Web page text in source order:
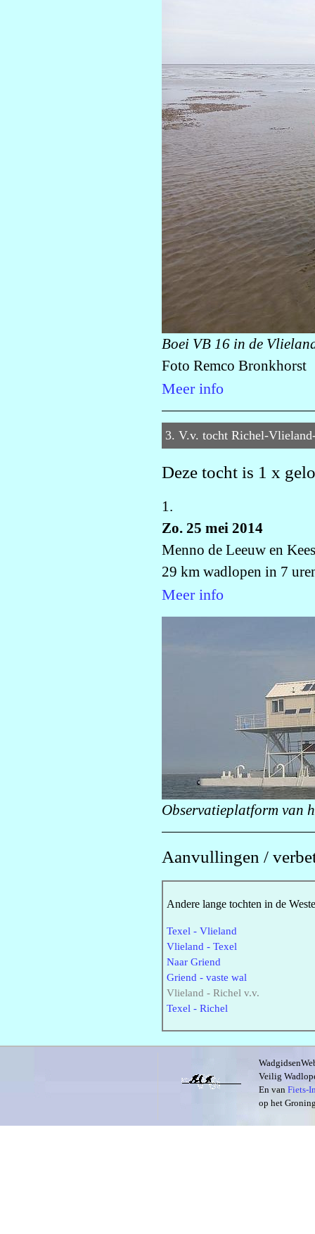
Boei VB 16 in de
Foto Remco Bronkhorst
Meer info
3. V.v. tocht Richel-
Deze tocht is 1 x
1.
Zo. 25 mei 2014
Menno de Leeuw en
29 km wadlopen in 7
Meer info
Observatieplatform van
Aanvullingen /
Andere lange tochten in de
Texel - Vlieland
Vlieland - Texel
Naar Griend
Griend - vaste wal
Vlieland - Richel v.v.
Texel - Richel
Veilig
En van Fiets-
op het